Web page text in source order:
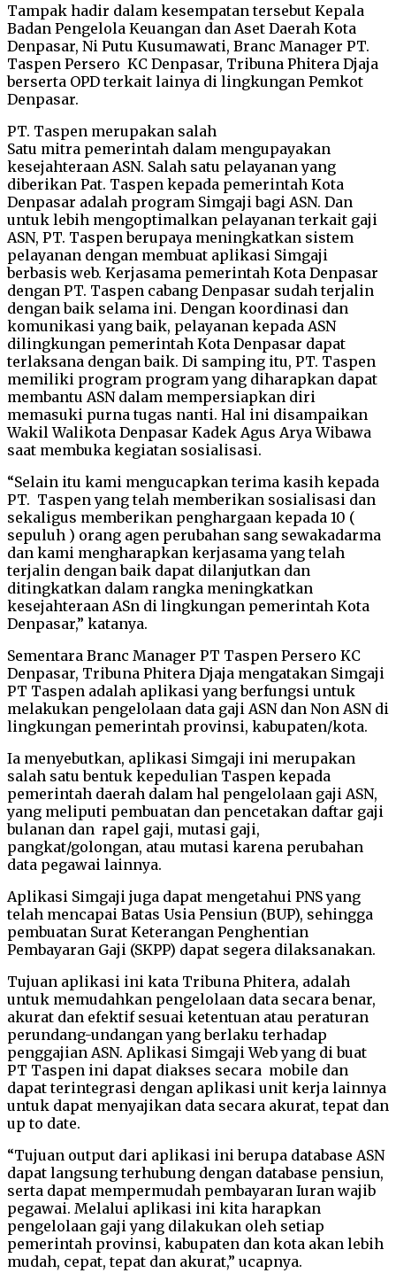
Tampak hadir dalam kesempatan tersebut Kepala
Badan Pengelola Keuangan dan Aset Daerah Kota
Denpasar, Ni Putu Kusumawati, Branc Manager PT.
Taspen Persero KC Denpasar, Tribuna Phitera Djaja
berserta OPD terkait lainya di lingkungan Pemkot
Denpasar.
PT. Taspen merupakan salah
Satu mitra pemerintah dalam mengupayakan
kesejahteraan ASN. Salah satu pelayanan yang
diberikan Pat. Taspen kepada pemerintah Kota
Denpasar adalah program Simgaji bagi ASN. Dan
untuk lebih mengoptimalkan pelayanan terkait gaji
ASN, PT. Taspen berupaya meningkatkan sistem
pelayanan dengan membuat aplikasi Simgaji
berbasis web. Kerjasama pemerintah Kota Denpasar
dengan PT. Taspen cabang Denpasar sudah terjalin
dengan baik selama ini. Dengan koordinasi dan
komunikasi yang baik, pelayanan kepada ASN
dilingkungan pemerintah Kota Denpasar dapat
terlaksana dengan baik. Di samping itu, PT. Taspen
memiliki program program yang diharapkan dapat
membantu ASN dalam mempersiapkan diri
memasuki purna tugas nanti. Hal ini disampaikan
Wakil Walikota Denpasar Kadek Agus Arya Wibawa
saat membuka kegiatan sosialisasi.
“Selain itu kami mengucapkan terima kasih kepada
PT. Taspen yang telah memberikan sosialisasi dan
sekaligus memberikan penghargaan kepada 10 (
sepuluh ) orang agen perubahan sang sewakadarma
dan kami mengharapkan kerjasama yang telah
terjalin dengan baik dapat dilanjutkan dan
ditingkatkan dalam rangka meningkatkan
kesejahteraan ASn di lingkungan pemerintah Kota
Denpasar,” katanya.
Sementara Branc Manager PT Taspen Persero KC
Denpasar, Tribuna Phitera Djaja mengatakan Simgaji
PT Taspen adalah aplikasi yang berfungsi untuk
melakukan pengelolaan data gaji ASN dan Non ASN di
lingkungan pemerintah provinsi, kabupaten/kota.
Ia menyebutkan, aplikasi Simgaji ini merupakan
salah satu bentuk kepedulian Taspen kepada
pemerintah daerah dalam hal pengelolaan gaji ASN,
yang meliputi pembuatan dan pencetakan daftar gaji
bulanan dan rapel gaji, mutasi gaji,
pangkat/golongan, atau mutasi karena perubahan
data pegawai lainnya.
Aplikasi Simgaji juga dapat mengetahui PNS yang
telah mencapai Batas Usia Pensiun (BUP), sehingga
pembuatan Surat Keterangan Penghentian
Pembayaran Gaji (SKPP) dapat segera dilaksanakan.
Tujuan aplikasi ini kata Tribuna Phitera, adalah
untuk memudahkan pengelolaan data secara benar,
akurat dan efektif sesuai ketentuan atau peraturan
perundang-undangan yang berlaku terhadap
penggajian ASN. Aplikasi Simgaji Web yang di buat
PT Taspen ini dapat diakses secara mobile dan
dapat terintegrasi dengan aplikasi unit kerja lainnya
untuk dapat menyajikan data secara akurat, tepat dan
up to date.
“Tujuan output dari aplikasi ini berupa database ASN
dapat langsung terhubung dengan database pensiun,
serta dapat mempermudah pembayaran Iuran wajib
pegawai. Melalui aplikasi ini kita harapkan
pengelolaan gaji yang dilakukan oleh setiap
pemerintah provinsi, kabupaten dan kota akan lebih
mudah, cepat, tepat dan akurat,” ucapnya.